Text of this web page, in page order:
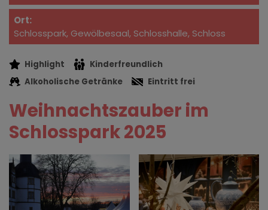
Ort:
Schlosspark, Gewölbesaal, Schlosshalle, Schloss
Highlight
Kinderfreundlich
Alkoholische Getränke
Eintritt frei
Weihnachtszauber im
Schlosspark 2025